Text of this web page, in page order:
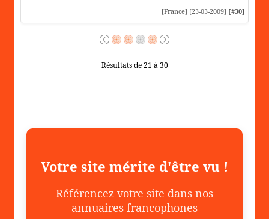
[France] [23-03-2009] [#30]
Résultats de 21 à 30
Votre site mérite d'être vu !
Référencez votre site dans nos
annuaires francophones